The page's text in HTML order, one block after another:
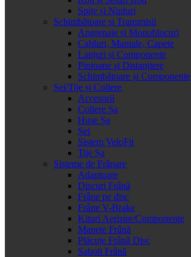
Spițe și Nipluri
Schimbătoare și Transmisii
Angrenaje și Monoblocuri
Cabluri, Mantale, Capete
Lanțuri și Componente
Pinioane și Distanțiere
Schimbătoare și Componente
Șei/Tije și Coliere
Accesorii
Coliere Șa
Huse Șa
Șei
Sistem VeloFit
Tije Șa
Sisteme de Frânare
Adaptoare
Discuri Frână
Frâne pe disc
Frâne V-Brake
Kituri Aerisire/Componente
Manete Frână
Plăcuțe Frână Disc
Saboti Frână